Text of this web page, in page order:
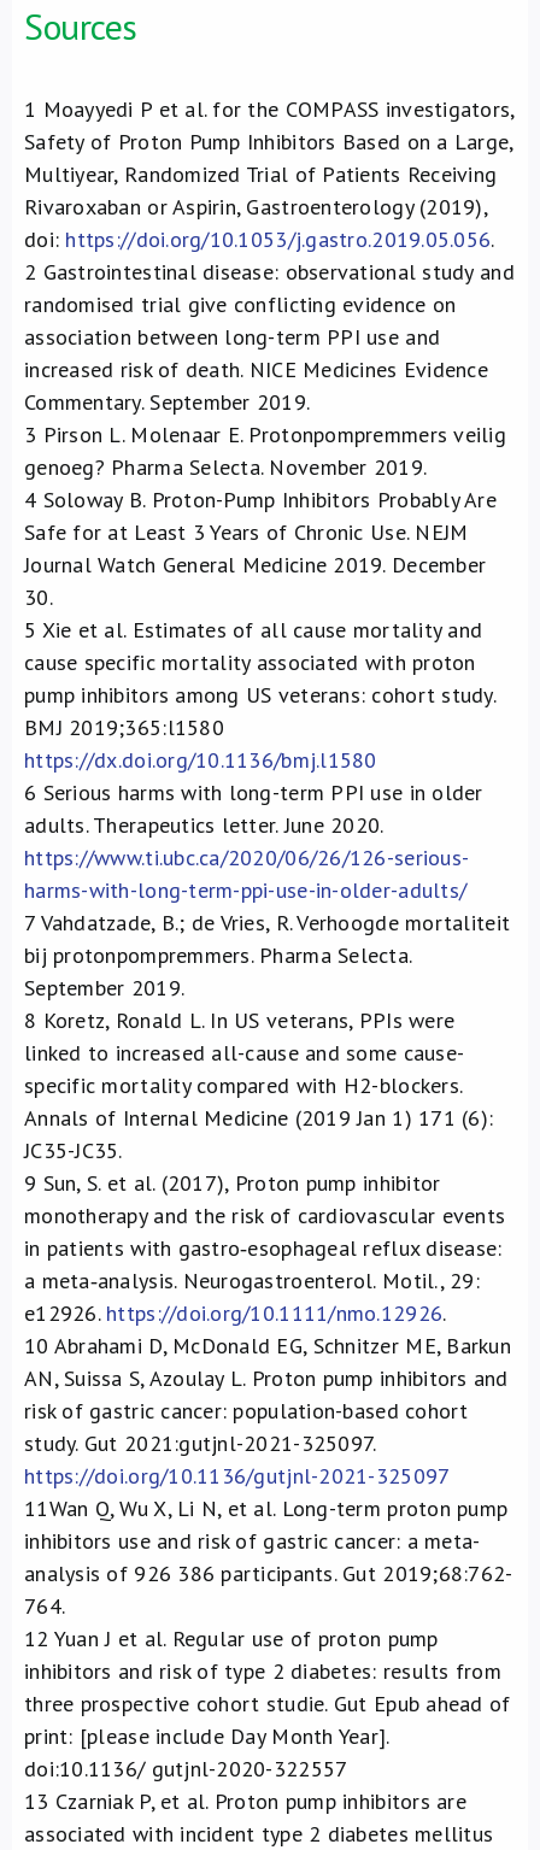
Sources
1 Moayyedi P et al. for the COMPASS investigators,
Safety of Proton Pump Inhibitors Based on a Large,
Multiyear, Randomized Trial of Patients Receiving
Rivaroxaban or Aspirin, Gastroenterology (2019),
doi: https://doi.org/10.1053/j.gastro.2019.05.056.
2 Gastrointestinal disease: observational study and
randomised trial give conflicting evidence on
association between long-term PPI use and
increased risk of death. NICE Medicines Evidence
Commentary. September 2019.
3 Pirson L. Molenaar E. Protonpompremmers veilig
genoeg? Pharma Selecta. November 2019.
4 Soloway B. Proton-Pump Inhibitors Probably Are
Safe for at Least 3 Years of Chronic Use. NEJM
Journal Watch General Medicine 2019. December
30.
5 Xie et al. Estimates of all cause mortality and
cause specific mortality associated with proton
pump inhibitors among US veterans: cohort study.
BMJ 2019;365:l1580
https://dx.doi.org/10.1136/bmj.l1580
6 Serious harms with long-term PPI use in older
adults. Therapeutics letter. June 2020.
https://www.ti.ubc.ca/2020/06/26/126-serious-
harms-with-long-term-ppi-use-in-older-adults/
7 Vahdatzade, B.; de Vries, R. Verhoogde mortaliteit
bij protonpompremmers. Pharma Selecta.
September 2019.
8 Koretz, Ronald L. In US veterans, PPIs were
linked to increased all-cause and some cause-
specific mortality compared with H2-blockers.
Annals of Internal Medicine (2019 Jan 1) 171 (6):
JC35-JC35.
9 Sun, S. et al. (2017), Proton pump inhibitor
monotherapy and the risk of cardiovascular events
in patients with gastro‐esophageal reflux disease:
a meta‐analysis. Neurogastroenterol. Motil., 29:
e12926. https://doi.org/10.1111/nmo.12926.
10 Abrahami D, McDonald EG, Schnitzer ME, Barkun
AN, Suissa S, Azoulay L. Proton pump inhibitors and
risk of gastric cancer: population-based cohort
study. Gut 2021:gutjnl-2021-325097.
https://doi.org/10.1136/gutjnl-2021-325097
11Wan Q, Wu X, Li N, et al. Long-term proton pump
inhibitors use and risk of gastric cancer: a meta-
analysis of 926 386 participants. Gut 2019;68:762-
764.
12 Yuan J et al. Regular use of proton pump
inhibitors and risk of type 2 diabetes: results from
three prospective cohort studie. Gut Epub ahead of
print: [please include Day Month Year].
doi:10.1136/ gutjnl-2020-322557
13 Czarniak P, et al. Proton pump inhibitors are
associated with incident type 2 diabetes mellitus